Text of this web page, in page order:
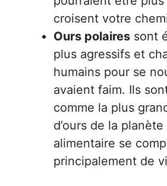
croisent votre
Ours polaires sont
plus agressifs et
humains pour se
avaient faim. Ils
comme la plus
d’ours de la
alimentaire se
principalement de